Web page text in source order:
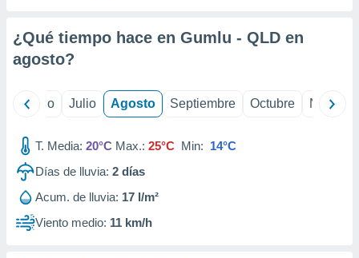
e
mediante
publicidad
publicidad
de
1199
¿Qué tiempo hace en Gumlu - QLD en
agosto?
Junio Julio Agosto Septiembre Octubre
T. Media: 20°C Max.: 25°C Min: 14°C
Días de lluvia: 2 días
Acum. de lluvia: 17 l/m²
Viento medio: 11 km/h